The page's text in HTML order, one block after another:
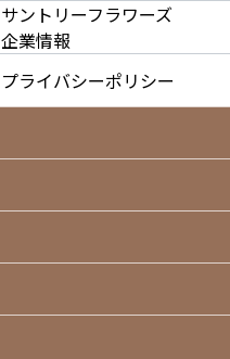
サントリーフラワーズ
企業情報
プライバシーポリシー